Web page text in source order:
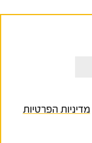
מדיניות הפרטיות